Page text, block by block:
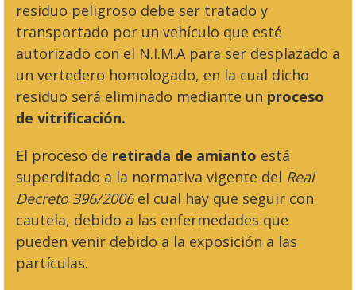
residuo peligroso debe ser tratado y
transportado por un vehículo que esté
autorizado con el N.I.M.A para ser desplazado a
un vertedero homologado, en la cual dicho
residuo será eliminado mediante un proceso
de vitrificación.
El proceso de retirada de amianto está
superditado a la normativa vigente del Real
Decreto 396/2006el cual hay que seguir con
cautela, debido a las enfermedades que
pueden venir debido a la exposición a las
partículas.